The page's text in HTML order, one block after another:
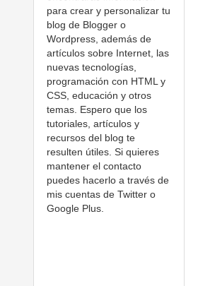
para crear y personalizar tu
blog de Blogger o
Wordpress, además de
artículos sobre Internet, las
nuevas tecnologías,
programación con HTML y
CSS, educación y otros
temas. Espero que los
tutoriales, artículos y
recursos del blog te
resulten útiles. Si quieres
mantener el contacto
puedes hacerlo a través de
mis cuentas de Twitter o
Google Plus.